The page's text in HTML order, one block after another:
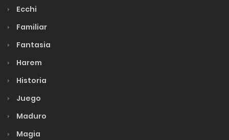
Ecchi
Familiar
Fantasia
Harem
Historia
Juego
Maduro
Magia